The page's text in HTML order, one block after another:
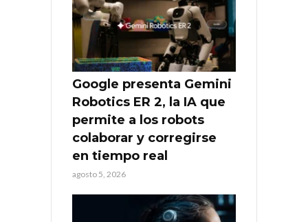
Google presenta Gemini
Robotics ER 2, la IA que
permite a los robots
colaborar y corregirse
en tiempo real
agosto 5, 2026